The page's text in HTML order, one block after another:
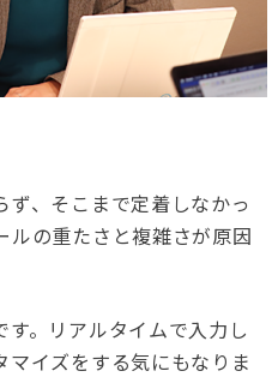
、そこまで定着しなかっ
ルの重たさと複雑さが原因
す。リアルタイムで入力し
マイズをする気にもなりま